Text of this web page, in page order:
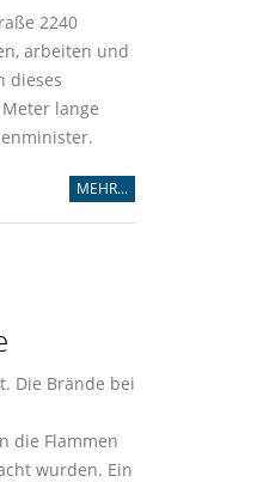
2240
arbeiten und
dieses
lange
MEHR...
Die Brände bei
die Flammen
wurden. Ein